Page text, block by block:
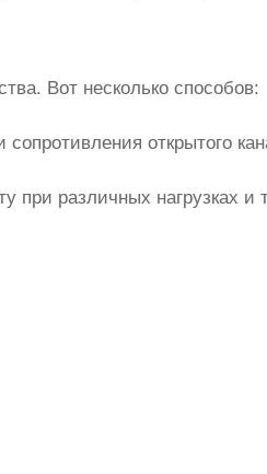
Вот несколько способов:
открытого
при различных нагрузках и